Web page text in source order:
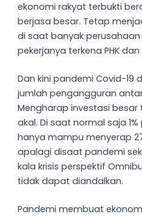
ekonomi rakyat terbukti
berjasa besar. Tetap
di saat banyak
pekerjanya terkena PHK
Dan kini pandemi Covid-19
jumlah pengangguran
Mengharap investasi
akal. Di saat normal saja
hanya mampu menyerap
apalagi disaat pandemi
kala krisis perspektif
tidak dapat diandalkan.
Pandemi membuat